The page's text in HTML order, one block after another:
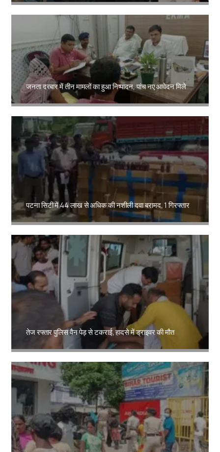
जनता दरबार में तीन मामलों का हुआ निष्पादन, पांच नए आवेदन मिले
Amit Lekh
पटना सिटी में 44 लाख से अधिक की नशीली दवा बरामद, 1 गिरफ्तार
Amit Lekh
तेज रफ्तार पुलिस वैन पेड़ से टकराई, हादसे में ड्राइवर की मौत